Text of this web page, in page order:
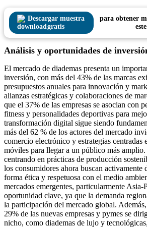
Descargar muestra
gratis
para obtener
Análisis y oportunidades de
El mercado de diademas presenta un
inversión, con más del 43% de las marcas
presupuestos anuales para innovación y
alianzas estratégicas y colaboraciones de
que el 37% de las empresas se asocian con
fitness y personalidades deportivas para
transformación digital sigue siendo
más del 62 % de los actores del mercado
comercio electrónico y estrategias centradas
móviles para llegar a un público más amplio.
centrando en prácticas de producción
los consumidores ahora buscan activamente
forma ética y respetuosa con el medio
mercados emergentes, particularmente Asia-
oportunidad clave, ya que la demanda
la participación del mercado global.
29% de las nuevas empresas y pymes se
nicho, como diademas de lujo y